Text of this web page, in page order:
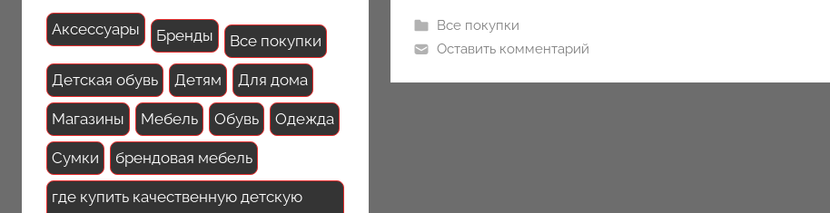
i
Все покупки
Оставить комментарий
Аксессуары Бренды Все покупки
Детская обувь Детям Для дома
Магазины Мебель Обувь Одежда
Сумки брендовая мебель
где купить качественную детскую